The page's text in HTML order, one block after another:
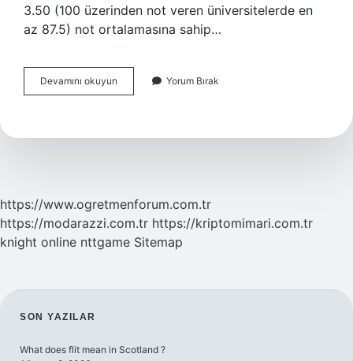
3.50 (100 üzerinden not veren üniversitelerde en
az 87.5) not ortalamasına sahip…
Devamını okuyun
Kaç
Veriyor
Yorum Bırak
https://www.ogretmenforum.com.tr
https://modarazzi.com.tr https://kriptomimari.com.tr
knight online nttgame Sitemap
SIDEBAR
SON YAZILAR
What does flit mean in Scotland ?